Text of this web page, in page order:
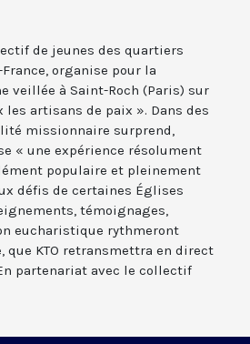
de jeunes des quartiers
organise pour la
veillée à Saint-Roch (Paris) sur
les artisans de paix ». Dans des
missionnaire surprend,
« une expérience résolument
populaire et pleinement
défis de certaines Églises
témoignages,
eucharistique rythmeront
que KTO retransmettra en direct
partenariat avec le collectif